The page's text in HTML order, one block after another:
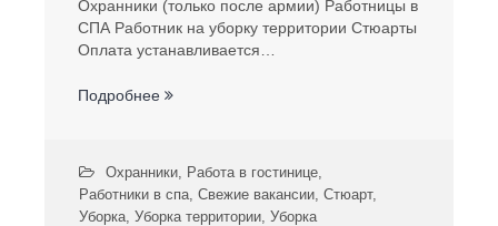
Охранники (только после армии) Работницы в
СПА Работник на уборку территории Стюарты
Оплата устанавливается…
Подробнее
Охранники, Работа в гостинице,
Работники в спа, Свежие вакансии, Стюарт,
Уборка, Уборка территории, Уборка